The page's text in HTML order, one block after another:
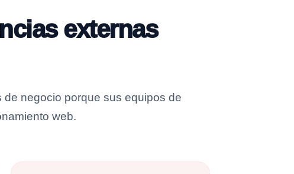
externas
de negocio porque sus equipos de
web.